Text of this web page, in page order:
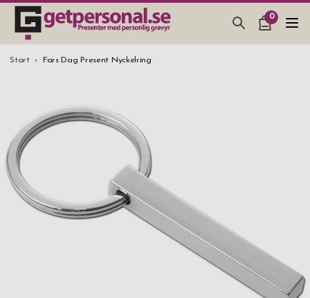
0
PRESENTER & PRYLAR
SMYCKEN & ACCESSOARER
PRESENTTIPS
BRÖLLOPSPRESENT 2026
STUDENTPRESENT 2026
Start Fars Dag Present Nyckelring